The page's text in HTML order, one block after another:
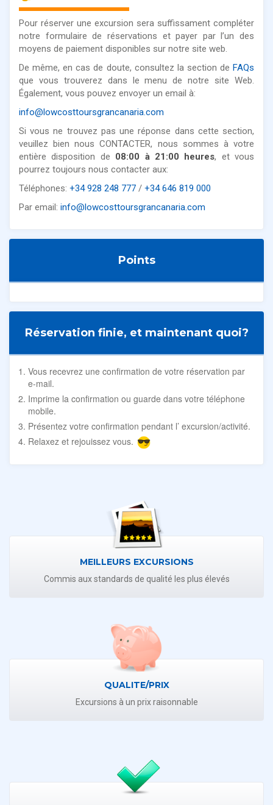
Pour réserver une excursion sera suffissament compléter
notre formulaire de réservations et payer par l’un des
moyens de paiement disponibles sur notre site web.
De même, en cas de doute, consultez la section de FAQs
que vous trouverez dans le menu de notre site Web.
Également, vous pouvez envoyer un email à:
info@lowcosttoursgrancanaria.com
Si vous ne trouvez pas une réponse dans cette section,
veuillez bien nous CONTACTER, nous sommes à votre
entière disposition de 08:00 à 21:00 heures, et vous
pourrez toujours nous contacter aux:
Téléphones: +34 928 248 777 / +34 646 819 000
Par email: info@lowcosttoursgrancanaria.com
Points
Réservation finie, et maintenant quoi?
Vous recevrez une confirmation de votre réservation par
e-mail.
Imprime la confirmation ou guarde dans votre téléphone
mobile.
Présentez votre confirmation pendant l’ excursion/activité.
Relaxez et rejouissez vous.
MEILLEURS EXCURSIONS
Commis aux standards de qualité les plus élevés
QUALITE/PRIX
Excursions à un prix raisonnable